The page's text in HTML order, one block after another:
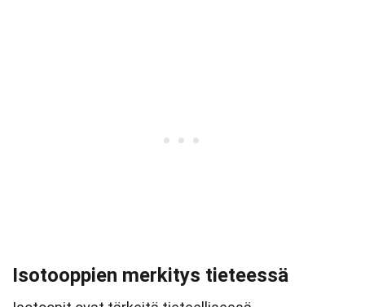
Isotooppien merkitys tieteessä